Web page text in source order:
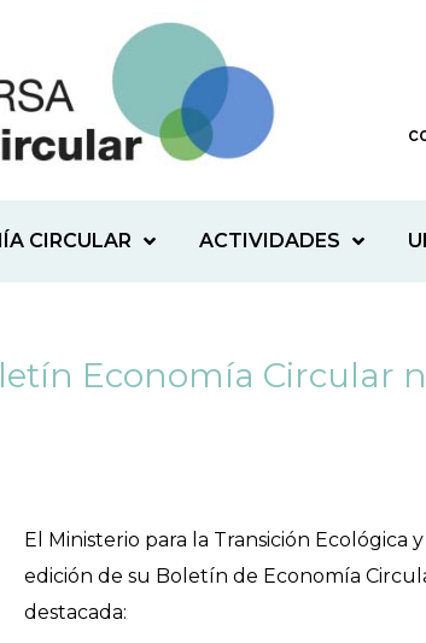
CIRCULAR ACTIVIDADES
Economía Circular
El Ministerio para la Transición Ecológica
edición de su Boletín de Economía
destacada: